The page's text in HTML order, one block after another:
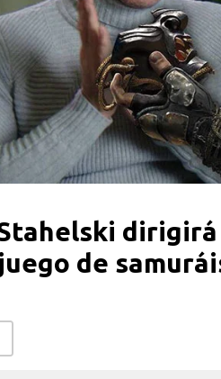
de